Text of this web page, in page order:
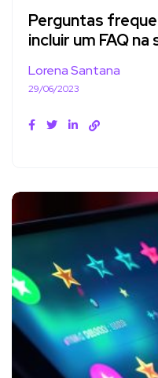
Perguntas
incluir um FAQ na
Lorena Santana
29/06/2023